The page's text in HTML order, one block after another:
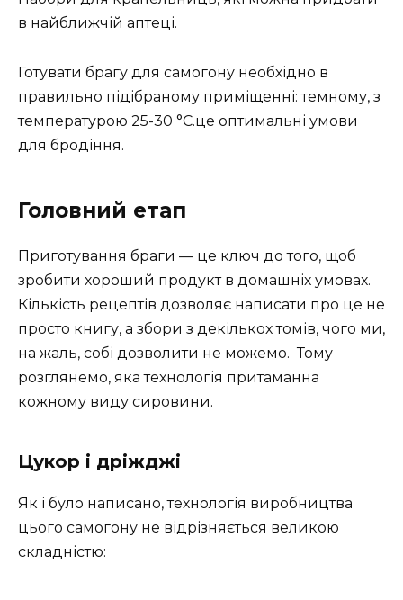
в найближчій аптеці.
Готувати брагу для самогону необхідно в
правильно підібраному приміщенні: темному, з
температурою 25-30 °С.це оптимальні умови
для бродіння.
Головний етап
Приготування браги — це ключ до того, щоб
зробити хороший продукт в домашніх умовах.
Кількість рецептів дозволяє написати про це не
просто книгу, а збори з декількох томів, чого ми,
на жаль, собі дозволити не можемо. Тому
розглянемо, яка технологія притаманна
кожному виду сировини.
Цукор і дріжджі
Як і було написано, технологія виробництва
цього самогону не відрізняється великою
складністю: